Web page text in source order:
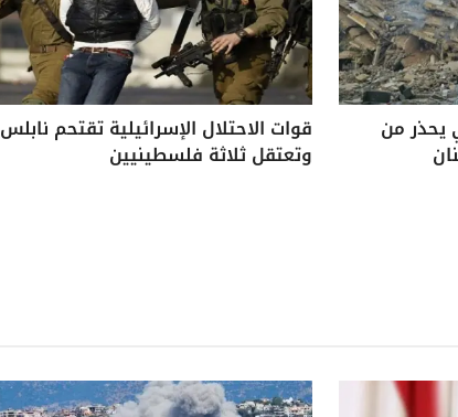
يحذر من قوات الاحتلال الإسرائيلية تقتحم نابلس
وتعتقل ثلاثة فلسطينيين